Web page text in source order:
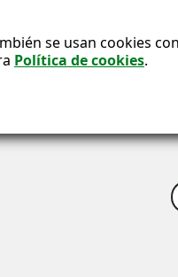
se usan cookies
Política de cookies.